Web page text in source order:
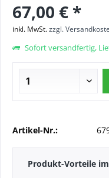
67,00 € *
inkl. MwSt.zzgl.
Sofort versandfertig,
Artikel-Nr.:
Produkt-Vorteile